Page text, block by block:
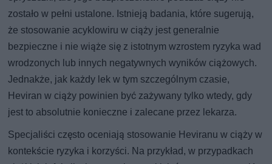
zostało w pełni ustalone. Istnieją badania, które sugerują,
że stosowanie acyklowiru w ciąży jest generalnie
bezpieczne i nie wiąże się z istotnym wzrostem ryzyka wad
wrodzonych lub innych negatywnych wyników ciążowych.
Jednakże, jak każdy lek w tym szczególnym czasie,
Heviran w ciąży powinien być zażywany tylko wtedy, gdy
jest to absolutnie konieczne i zalecane przez lekarza.
Specjaliści często oceniają stosowanie Heviranu w ciąży w
kontekście ryzyka i korzyści. Na przykład, w przypadkach